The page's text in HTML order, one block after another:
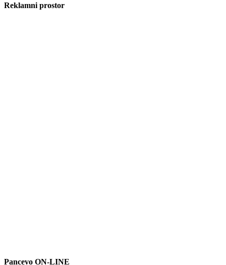
Reklamni prostor
Pancevo ON-LINE